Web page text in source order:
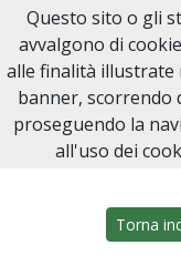
Onoranze Funebri
Home Italia
Torna
Questo sito o gli
avvalgono di
alle finalità illustrate
banner, scorrendo
proseguendo la
all'uso dei